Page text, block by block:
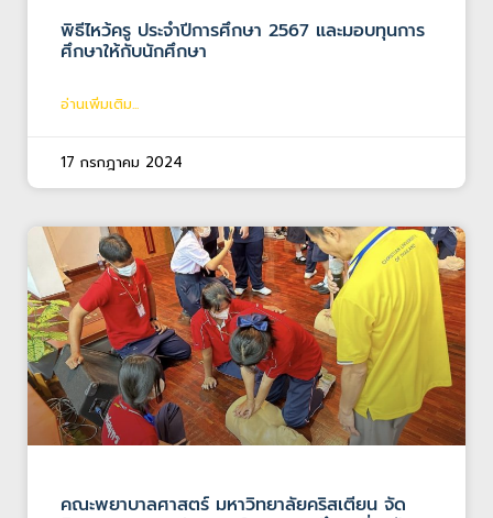
พิธีไหว้ครู ประจำปีการศึกษา 2567 และมอบทุนการ
ศึกษาให้กับนักศึกษา
อ่านเพิ่มเติม...
17 กรกฎาคม 2024
คณะพยาบาลศาสตร์ มหาวิทยาลัยคริสเตียน จัด